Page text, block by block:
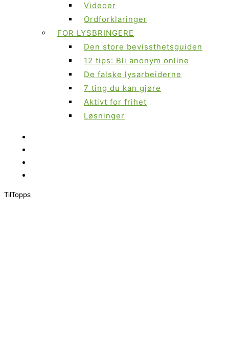
Videoer
Ordforklaringer
FOR LYSBRINGERE
Den store bevissthetsguiden
12 tips: Bli anonym online
De falske lysarbeiderne
7 ting du kan gjøre
Aktivt for frihet
Løsninger
TilTopps